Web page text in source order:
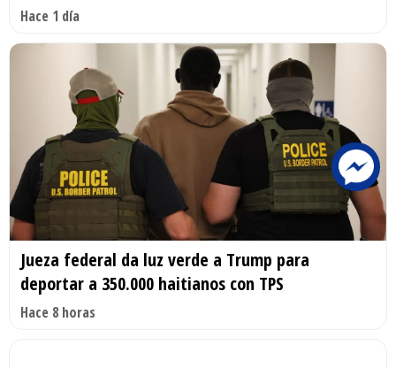
Hace 1 día
Jueza federal da luz verde a Trump para
deportar a 350.000 haitianos con TPS
Hace 8 horas